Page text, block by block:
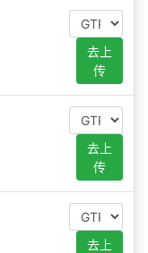
去上
传
去上
传
去上